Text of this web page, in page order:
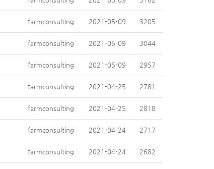
farmconsulting 2021-05-09 3205
farmconsulting 2021-05-09 3044
farmconsulting 2021-05-09 2957
farmconsulting 2021-04-25 2781
farmconsulting 2021-04-25 2818
farmconsulting 2021-04-24 2717
farmconsulting 2021-04-24 2682